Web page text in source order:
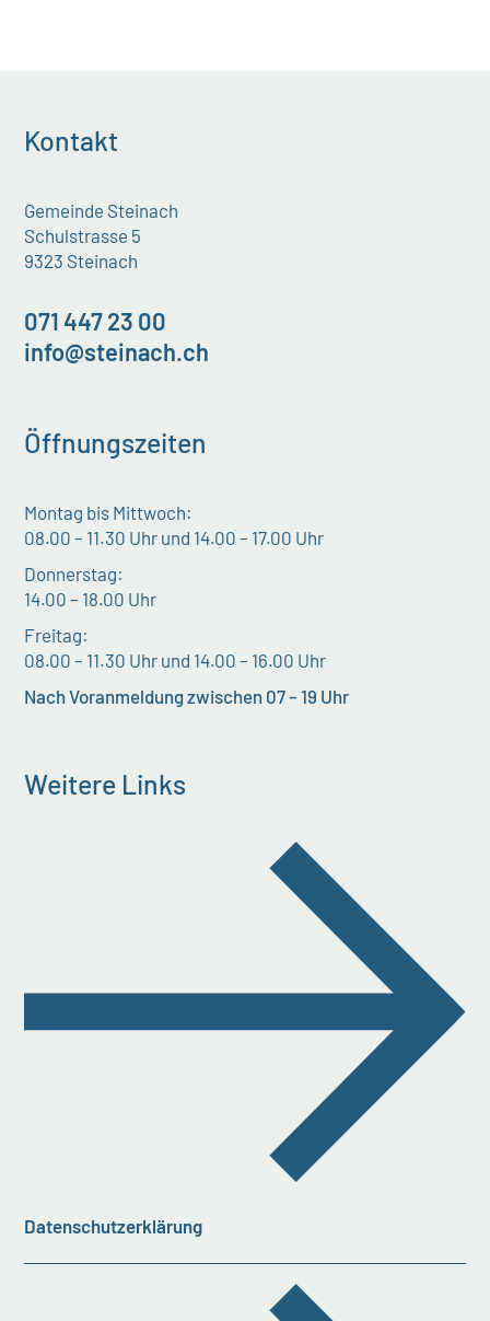
Kontakt
Gemeinde Steinach
Schulstrasse 5
9323 Steinach
071 447 23 00
info@steinach.ch
Öffnungszeiten
Montag bis Mittwoch:
08.00 – 11.30 Uhr und 14.00 – 17.00 Uhr
Donnerstag:
14.00 – 18.00 Uhr
Freitag:
08.00 – 11.30 Uhr und 14.00 – 16.00 Uhr
Nach Voranmeldung zwischen 07 – 19 Uhr
Weitere Links
Datenschutzerklärung